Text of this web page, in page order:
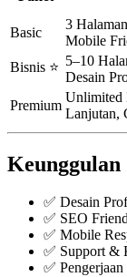
Basic
3
Mobile
Bisnis ⭐ 5–10
Desain
Premium
Unlimited
Lanjutan,
Keunggulan
✅ Desain
✅ SEO
✅ Mobile
✅ Support &
✅